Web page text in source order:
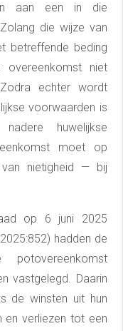
aan een in die
die wijze van
betreffende beding
overeenkomst niet
echter wordt
voorwaarden is
huwelijkse
moet op
nietigheid — bij
op 6 juni 2025
hadden de
potovereenkomst
vastgelegd. Daarin
de winsten uit hun
en verliezen tot een